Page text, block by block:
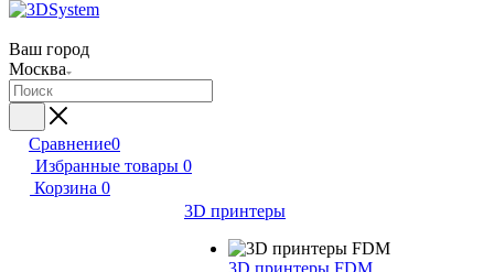
Ваш город
Москва
Сравнение0
Избранные товары 0
Корзина 0
3D принтеры
3D принтеры FDM